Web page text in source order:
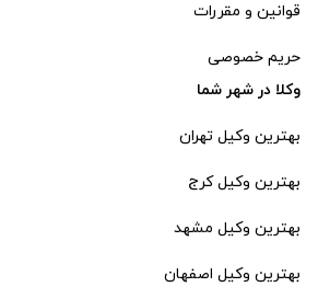
قوانین و مقررات
حریم خصوصی
وکلا در شهر شما
بهترین وکیل تهران
بهترین وکیل کرج
بهترین وکیل مشهد
بهترین وکیل اصفهان